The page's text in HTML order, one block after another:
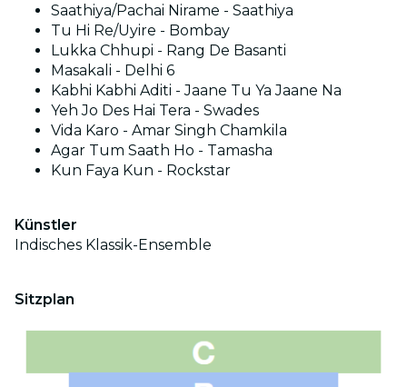
Saathiya/Pachai Nirame - Saathiya
Tu Hi Re/Uyire - Bombay
Lukka Chhupi - Rang De Basanti
Masakali - Delhi 6
Kabhi Kabhi Aditi - Jaane Tu Ya Jaane Na
Yeh Jo Des Hai Tera - Swades
Vida Karo - Amar Singh Chamkila
Agar Tum Saath Ho - Tamasha
Kun Faya Kun - Rockstar
Künstler
Indisches Klassik-Ensemble
Sitzplan